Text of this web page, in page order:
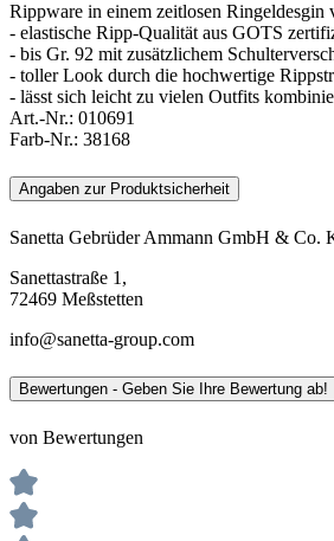
Rippware in einem zeitlosen Ringeldesgin
- elastische Ripp-Qualität aus GOTS
- bis Gr. 92 mit zusätzlichem
- toller Look durch die hochwertige
- lässt sich leicht zu vielen Outfits
Art.-Nr.: 010691
Farb-Nr.: 38168
Angaben zur Produktsicherheit
Sanetta Gebrüder Ammann GmbH & Co.
Sanettastraße 1,
72469 Meßstetten
info@sanetta-group.com
Bewertungen - Geben Sie Ihre Bewertung ab!
von Bewertungen